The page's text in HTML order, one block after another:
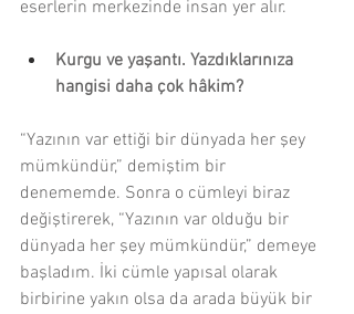
eserlerin merkezinde insan yer alır.
Kurgu ve yaşantı. Yazdıklarınıza
hangisi daha çok hâkim?
“Yazının var ettiği bir dünyada her şey
mümkündür,” demiştim bir
denememde. Sonra o cümleyi biraz
değiştirerek, “Yazının var olduğu bir
dünyada her şey mümkündür,” demeye
başladım. İki cümle yapısal olarak
birbirine yakın olsa da arada büyük bir